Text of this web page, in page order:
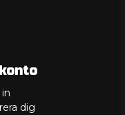
dig